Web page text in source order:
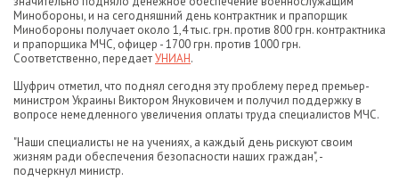
Минобороны, и на сегодняшний день контрактник и прапорщик
Минобороны получает около 1,4 тыс. грн. против 800 грн. контрактника
и прапорщика МЧС, офицер - 1700 грн. против 1000 грн.
Соответственно, передаетУНИАН.
Шуфрич отметил, что поднял сегодня эту проблему перед премьер-
министром Украины Виктором Януковичем и получил поддержку в
вопросе немедленного увеличения оплаты труда специалистов МЧС.
"Наши специалисты не на учениях, а каждый день рискуют своим
жизням ради обеспечения безопасности наших граждан", -
подчеркнул министр.